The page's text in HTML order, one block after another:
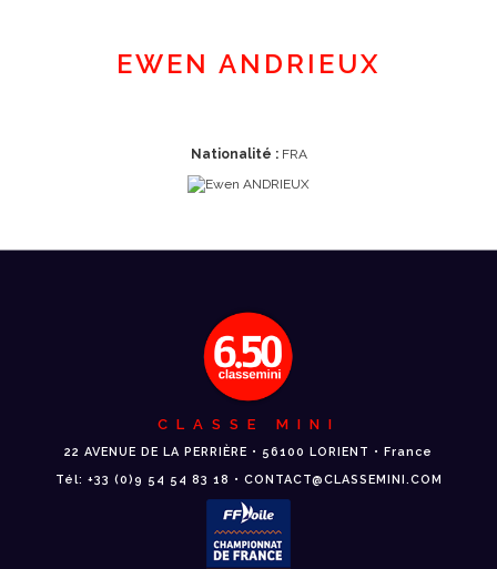
EWEN ANDRIEUX
Nationalité :FRA
CLASSE MINI
22 AVENUE DE LA PERRIÈRE • 56100 LORIENT • France
Tél: +33 (0)9 54 54 83 18 • CONTACT@CLASSEMINI.COM